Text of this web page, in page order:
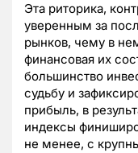
Эта риторика,
уверенным за
рынков, чему в
финансовая их
большинство
судьбу и
прибыль, в
индексы
не менее, с